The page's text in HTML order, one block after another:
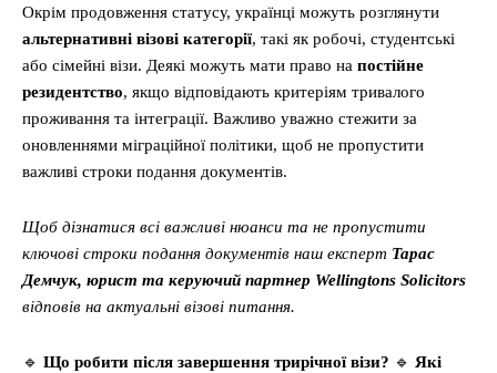
Окрім продовження статусу, українці можуть розглянути
альтернативні візові категорії, такі як робочі, студентські
або сімейні візи. Деякі можуть мати право на постійне
резидентство, якщо відповідають критеріям тривалого
проживання та інтеграції. Важливо уважно стежити за
оновленнями міграційної політики, щоб не пропустити
важливі строки подання документів.
Щоб дізнатися всі важливі нюанси та не пропустити
ключові строки подання документів наш експерт Тарас
Демчук, юрист та керуючий партнер Wellingtons Solicitors
відповів на актуальні візові питання.
🔹 Що робити після завершення трирічної візи? 🔹 Які